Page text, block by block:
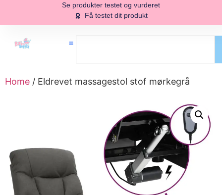
Se produkter testet og vurderet
Få testet dit produkt
Home / Eldrevet massagestol stof mørkegrå